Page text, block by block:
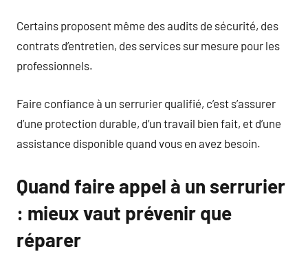
Certains proposent même des audits de sécurité, des
contrats d’entretien, des services sur mesure pour les
professionnels.
Faire confiance à un serrurier qualifié, c’est s’assurer
d’une protection durable, d’un travail bien fait, et d’une
assistance disponible quand vous en avez besoin.
Quand faire appel à un serrurier
: mieux vaut prévenir que
réparer